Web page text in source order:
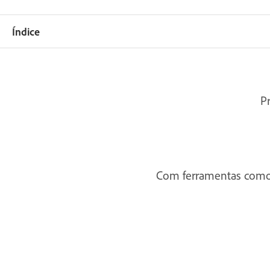
Índice
Com ferramentas